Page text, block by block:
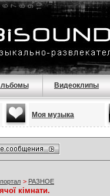
Видеоклипы
Моя музыка
> РАЗНОЕ
кімнати.